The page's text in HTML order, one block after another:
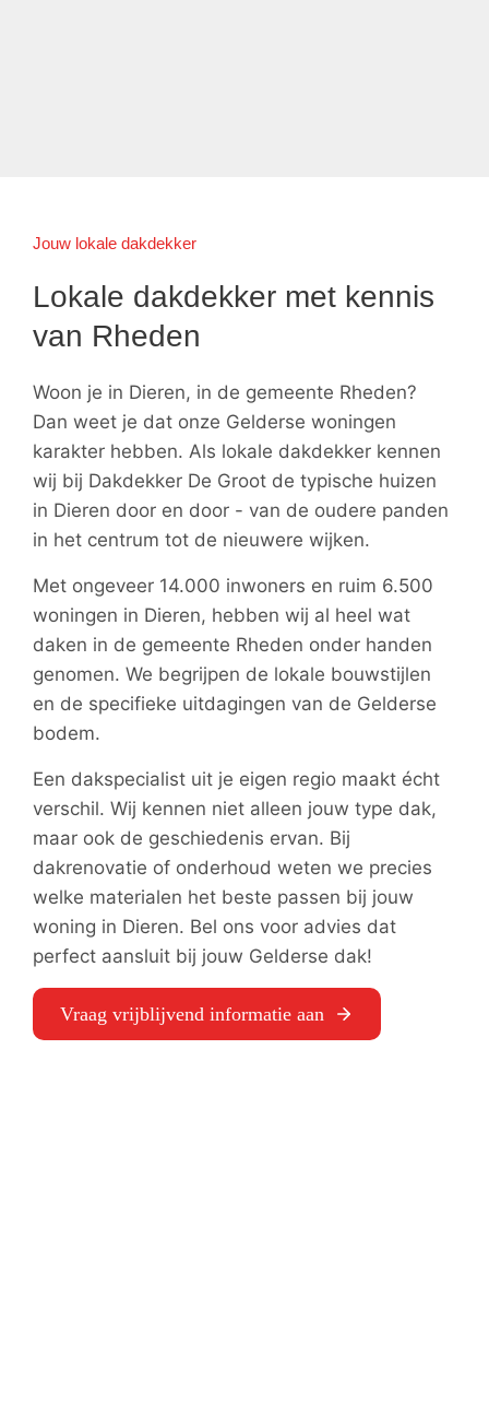
Jouw lokale dakdekker
Lokale dakdekker met kennis
van Rheden
Woon je in Dieren, in de gemeente Rheden?
Dan weet je dat onze Gelderse woningen
karakter hebben. Als lokale dakdekker kennen
wij bij Dakdekker De Groot de typische huizen
in Dieren door en door - van de oudere panden
in het centrum tot de nieuwere wijken.
Met ongeveer 14.000 inwoners en ruim 6.500
woningen in Dieren, hebben wij al heel wat
daken in de gemeente Rheden onder handen
genomen. We begrijpen de lokale bouwstijlen
en de specifieke uitdagingen van de Gelderse
bodem.
Een dakspecialist uit je eigen regio maakt écht
verschil. Wij kennen niet alleen jouw type dak,
maar ook de geschiedenis ervan. Bij
dakrenovatie of onderhoud weten we precies
welke materialen het beste passen bij jouw
woning in Dieren. Bel ons voor advies dat
perfect aansluit bij jouw Gelderse dak!
Vraag vrijblijvend informatie aan